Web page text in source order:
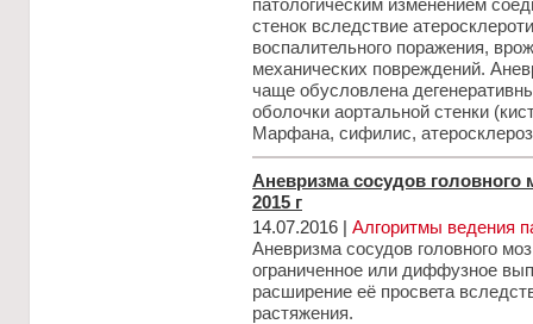
патологическим изменением
стенок вследствие
воспалительного поражения,
механических повреждений.
чаще обусловлена
оболочки аортальной стенки
Марфана, сифилис,
Аневризма сосудов головного
2015 г
14.07.2016 | Алгоритмы ведения
Аневризма сосудов головного
ограниченное или диффузное
расширение её просвета
растяжения.